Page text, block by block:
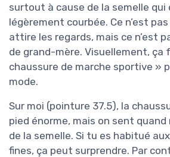
surtout à cause de la semelle
légèrement courbée. Ce n’est
attire les regards, mais ce n’est
de grand-mère. Visuellement, ça
chaussure de marche sportive »
mode.
Sur moi (pointure 37.5), la
pied énorme, mais on sent quand
de la semelle. Si tu es habitué
fines, ça peut surprendre. Par